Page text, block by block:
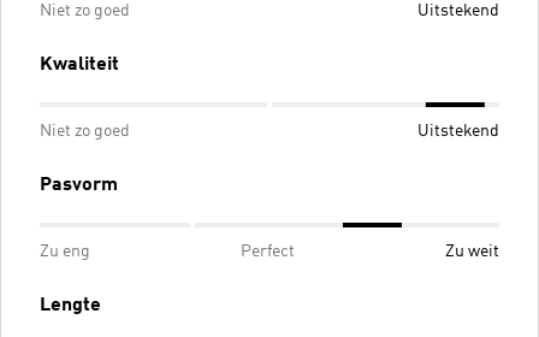
Niet zo goed Uitstekend
Kwaliteit
Niet zo goed Uitstekend
Pasvorm
Zu eng Perfect Zu weit
Lengte